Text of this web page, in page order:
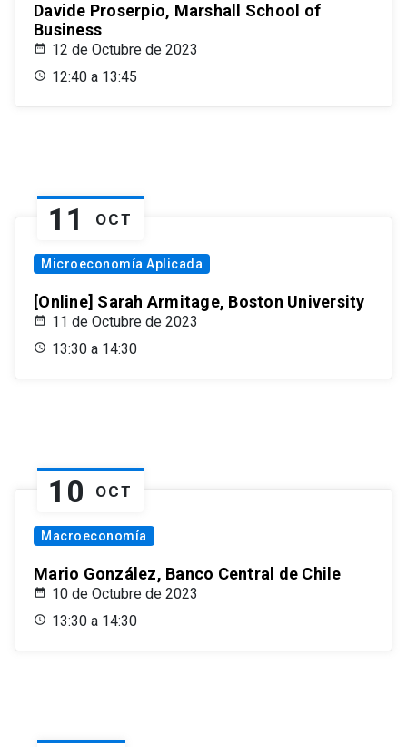
Davide Proserpio, Marshall School of
Business
12 de Octubre de 2023
12:40 a 13:45
11 OCT
Microeconomía Aplicada
[Online] Sarah Armitage, Boston University
11 de Octubre de 2023
13:30 a 14:30
10 OCT
Macroeconomía
Mario González, Banco Central de Chile
10 de Octubre de 2023
13:30 a 14:30